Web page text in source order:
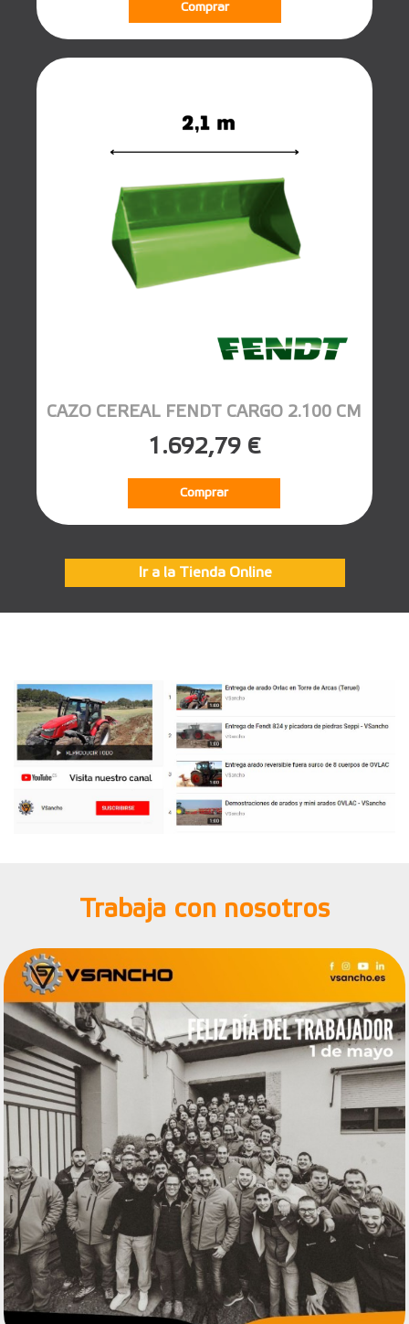
Comprar
CAZO CEREAL FENDT CARGO 2.100 CM
1.692,79 €
Comprar
Ir a la Tienda Online
Trabaja con nosotros